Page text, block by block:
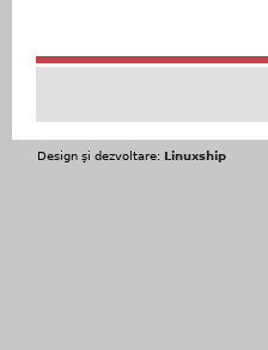
Design şi dezvoltare: Linuxship